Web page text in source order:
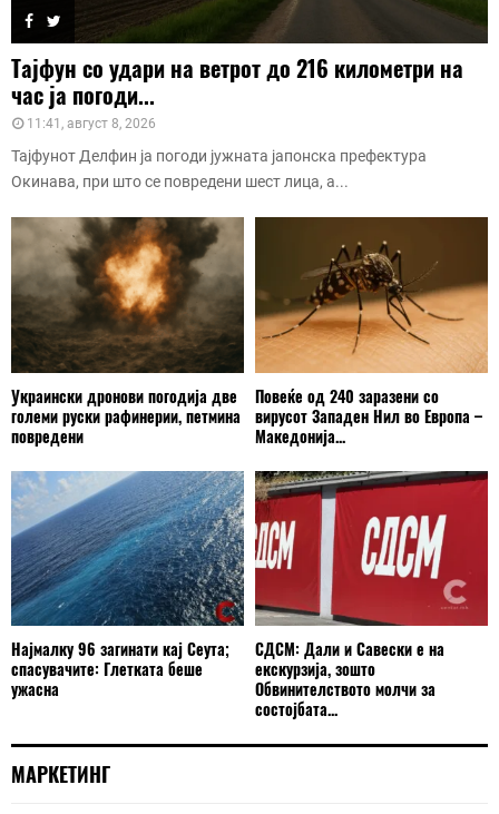
Тајфун со удари на ветрот до 216 километри на
час ја погоди...
11:41, август 8, 2026
Тајфунот Делфин ја погоди јужната јапонска префектура
Окинава, при што се повредени шест лица, а...
Украински дронови погодија две
големи руски рафинерии, петмина
повредени
Повеќе од 240 заразени со
вирусот Западен Нил во Европа –
Македонија...
Најмалку 96 загинати кај Сеута;
спасувачите: Глетката беше
ужасна
СДСМ: Дали и Савески е на
екскурзија, зошто
Обвинителството молчи за
состојбата...
МАРКЕТИНГ